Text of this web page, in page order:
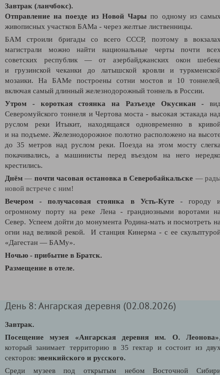
Завтрак (ланчбокс).
Отправление на поезде из Новой Чарыпо одному из
живописных участков БАМа - через желтые лиственницы.
БАМ строили бригады со всего СССР, поэтому в
магистрали можно найти национальные черты почти
советских республик — от азер­байджан­ских окон
и грузинской чеканки до латышской кровли и
мозаики. На БАМе построены сотни мостов и 10
включая самый длинный железнодорожный тоннель в России.
Утром - короткая стоянка на Разъезде Окусикан -
Северомуйского тоннеля и Чертова моста - высокая эстакада
руслом реки Итыкит, находящаяся одновременно в
и на подъеме. Железнодорожное полотно расположено на
до 35 метров над руслом реки. Поезда на этом мосту
покачи­вались, а машинисты перед въездом на него
крестились.
Днём— почти часовая остановка в Северобайкальске —
новой встрече с ним!
Вечером - получасовая стоянка в Усть-Куте- городу
огромному порту на реке Лена - грандиозными воротами
Север. Успеем дойти до монумента Родина-мать и посмотреть
огни над великой рекой. И станция Кинерма - с ее
«Дагестан — БАМу».
Ночью - прибытие в Братск.
Размещение в отеле.
День 8: Ангарская деревня (02.08.2026)
Завтрак.
Посещение музея «Ангарская деревня им. О. Леонова»
который занимает территорию в 35 гектар и состоит из
секторов: эвенкийского и русского.
Среди музеев под открытым небом Восточной